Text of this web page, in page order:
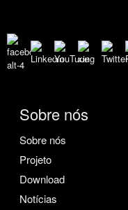
Sobre nós
Sobre nós
Projeto
Download
Notícias